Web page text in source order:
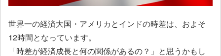
世界一の経済大国・アメリカとインドの時差は、およそ
12時間となっています。
「時差が経済成長と何の関係があるの？」と思うかもし